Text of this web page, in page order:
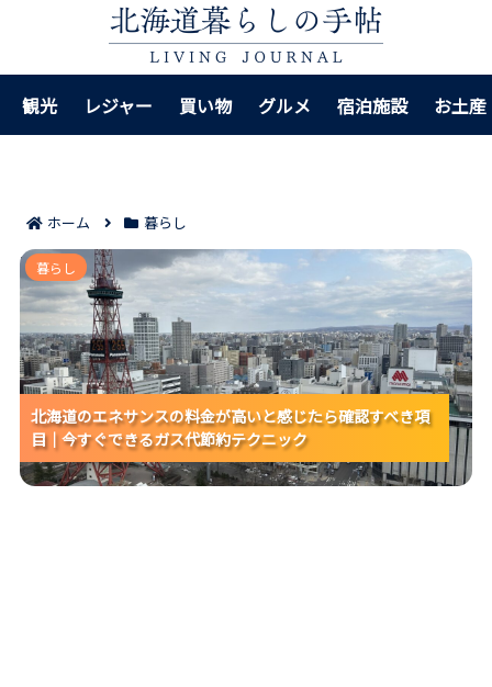
観光 レジャー 買い物 グルメ 宿泊施設 お土産
ホーム 暮らし
北海道のエネサンスの料金が高いと感じたら確認すべき
項目｜今すぐできるガス代節約テクニック
北海道のエネサンスの料金が高いと感じたら確認すべき項
目｜今すぐできるガス代節約テクニック
北海道のエネサンスの料金が高いと感じたら確認すべき項
目｜今すぐできるガス代節約テクニック
北海道のエネサンスの料金が高いと感じたら確認すべき項
目｜今すぐできるガス代節約テクニック
暮らし